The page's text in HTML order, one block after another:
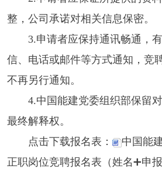
整，公司承诺对相关信息保密。
3.申请者应保持通讯畅通，
信、电话或邮件等方式通知，竞
不再另行通知。
4.中国能建党委组织部保留
最终解释权。
点击下载报名表：
中国能
正职岗位竞聘报名表（姓名➕申